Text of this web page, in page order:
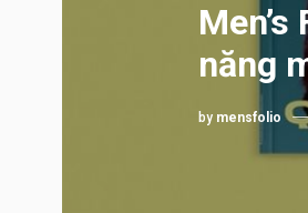
năng
by mensfolio